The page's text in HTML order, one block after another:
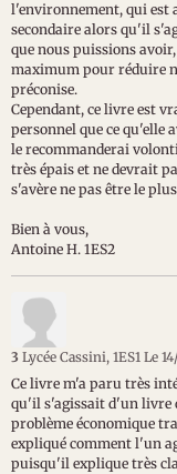
l'environnement, qui est
secondaire alors qu'il
que nous puissions
maximum pour réduire
préconise.
Cependant, ce livre est
personnel que ce qu'elle
le recommanderai
très épais et ne devrait
s'avère ne pas être le
Bien à vous,
Antoine H. 1ES2
3 Lycée Cassini, 1ES1 Le
Ce livre m'a paru très
qu'il s'agissait d'un livre
problème économique
expliqué comment l'un
puisqu'il explique très